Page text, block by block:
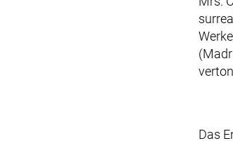
Das